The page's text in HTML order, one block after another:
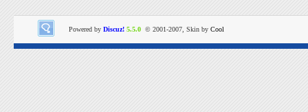
Powered by Discuz! 5.5.0 © 2001-2007, Skin by Cool